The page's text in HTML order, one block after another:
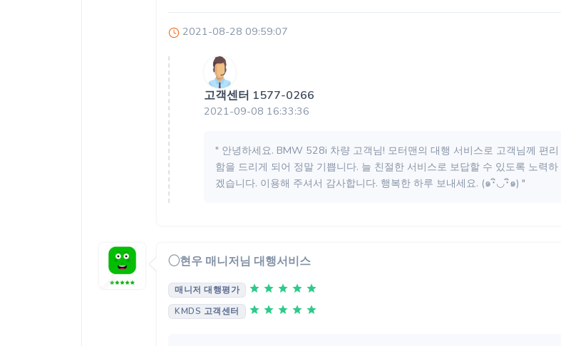
2021-08-28 09:59:07
고객센터 1577-0266
2021-09-08 16:33:36
" 안녕하세요. BMW 528i 차량 고객님! 모터맨의 대행 서비스로 고객님께 편리
함을 드리게 되어 정말 기쁩니다. 늘 친절한 서비스로 보답할 수 있도록 노력하
겠습니다. 이용해 주셔서 감사합니다. 행복한 하루 보내세요. (๑･ิ◡･ิ๑) "
◯현우 매니저님 대행서비스
매니저 대행평가
KMDS 고객센터